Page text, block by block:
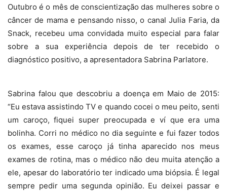
Outubro é o mês de conscientização das mulheres sobre o
câncer de mama e pensando nisso, o canal Julia Faria, da
Snack, recebeu uma convidada muito especial para falar
sobre a sua experiência depois de ter recebido o
diagnóstico positivo, a apresentadora Sabrina Parlatore.
Sabrina falou que descobriu a doença em Maio de 2015:
“Eu estava assistindo TV e quando cocei o meu peito, senti
um caroço, fiquei super preocupada e ví que era uma
bolinha. Corri no médico no dia seguinte e fui fazer todos
os exames, esse caroço já tinha aparecido nos meus
exames de rotina, mas o médico não deu muita atenção a
ele, apesar do laboratório ter indicado uma biópsia. É legal
sempre pedir uma segunda opinião. Eu deixei passar e